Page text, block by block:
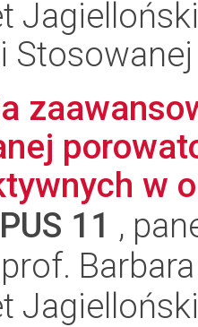
Stosowanej
w
11 ,